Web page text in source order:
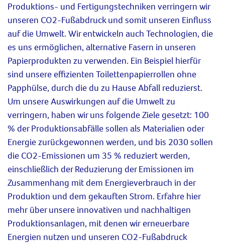
Produktions- und Fertigungstechniken verringern wir
unseren CO2-Fußabdruck und somit unseren Einfluss
aufdie Umwelt. Wir entwickeln auch Technologien, die
es uns ermöglichen, alternative Fasern in unseren
Papierprodukten zu verwenden. Ein Beispiel hierfür
sind unsere effizienten Toilettenpapierrollen ohne
Papphülse, durch diedu zu Hause Abfall reduzierst.
Um unsere Auswirkungen aufdie Umweltzu
verringern, haben wir uns folgende Ziele gesetzt: 100
% der Produktionsabfälle sollen als Materialien oder
Energie zurückgewonnen werden, und bis 2030 sollen
die CO2-Emissionen um 35 % reduziert werden,
einschließlich der Reduzierung der Emissionen im
Zusammenhang mit dem Energieverbrauch in der
Produktion und dem gekauften Strom. Erfahre hier
mehr über unsere innovativen und nachhaltigen
Produktionsanlagen, mit denen wirerneuerbare
Energien nutzen und unseren CO2-Fußabdruck